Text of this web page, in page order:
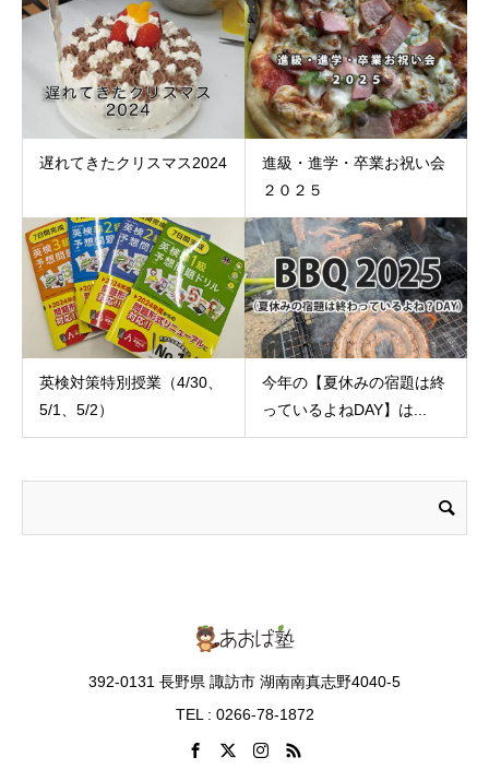
遅れてきたクリスマス2024
進級・進学・卒業お祝い会
２０２５
英検対策特別授業（4/30、
5/1、5/2）
今年の【夏休みの宿題は終
っているよねDAY】は...
392-0131 長野県 諏訪市 湖南南真志野4040-5
TEL : 0266-78-1872